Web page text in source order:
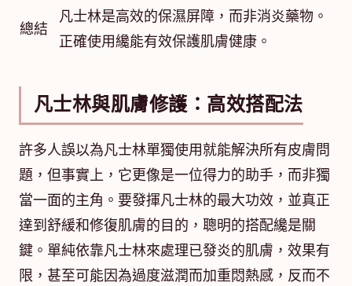
總結
凡士林是高效的保濕屏障，而非消炎藥物。
正確使用纔能有效保護肌膚健康。
凡士林與肌膚修護：高效搭配法
許多人誤以為凡士林單獨使用就能解決所有皮膚問
題，但事實上，它更像是一位得力的助手，而非獨
當一面的主角。要發揮凡士林的最大功效，並真正
達到舒緩和修復肌膚的目的，聰明的搭配纔是關
鍵。單純依靠凡士林來處理已發炎的肌膚，效果有
限，甚至可能因為過度滋潤而加重悶熱感，反而不